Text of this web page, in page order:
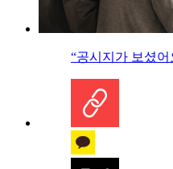
“공시지가 보셨